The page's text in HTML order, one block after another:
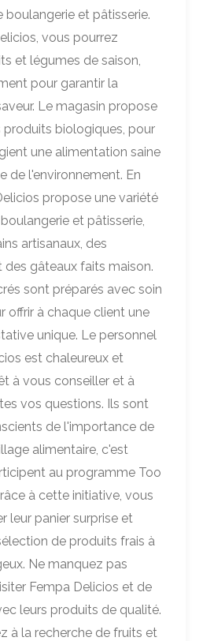
boulangerie et pâtisserie.
vous pourrez
et légumes de saison,
pour garantir la
Le magasin propose
biologiques, pour
une alimentation saine
de l'environnement. En
propose une variété
et pâtisserie,
artisanaux, des
des gâteaux faits maison.
sont préparés avec soin
offrir à chaque client une
unique. Le personnel
est chaleureux et
à vous conseiller et à
vos questions. Ils sont
de l'importance de
alimentaire, c'est
au programme Too
à cette initiative, vous
leur panier surprise et
de produits frais à
Ne manquez pas
Fempa Delicios et de
leurs produits de qualité.
à la recherche de fruits et